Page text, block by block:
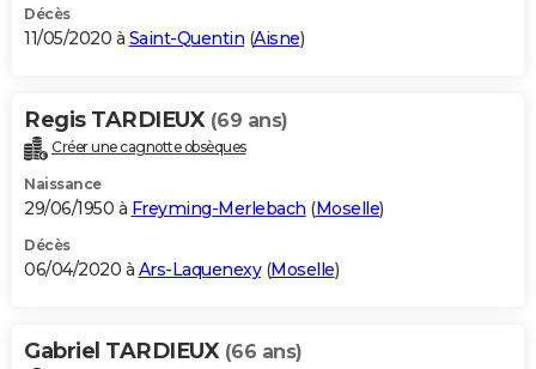
Décès
11/05/2020 à Saint-Quentin (Aisne)
Regis TARDIEUX (69 ans)
Créer une cagnotte obsèques
Naissance
29/06/1950 à Freyming-Merlebach (Moselle)
Décès
06/04/2020 à Ars-Laquenexy(Moselle)
Gabriel TARDIEUX (66 ans)